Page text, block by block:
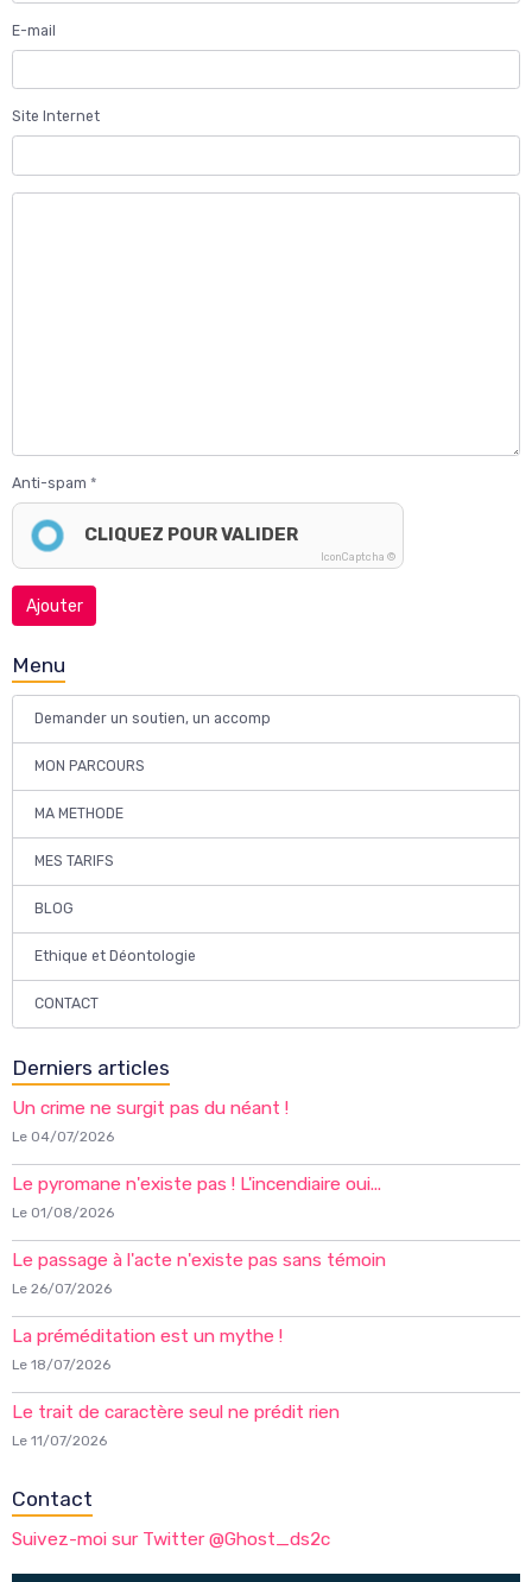
E-mail
Site Internet
Anti-spam
CLIQUEZ POUR VALIDER
IconCaptcha ©
Ajouter
Menu
Demander un soutien, un accomp
MON PARCOURS
MA METHODE
MES TARIFS
BLOG
Ethique et Déontologie
CONTACT
Derniers articles
Un crime ne surgit pas du néant !
Le 04/07/2026
Le pyromane n'existe pas ! L'incendiaire oui...
Le 01/08/2026
Le passage à l'acte n'existe pas sans témoin
Le 26/07/2026
La préméditation est un mythe !
Le 18/07/2026
Le trait de caractère seul ne prédit rien
Le 11/07/2026
Contact
Suivez-moi sur Twitter @Ghost_ds2c